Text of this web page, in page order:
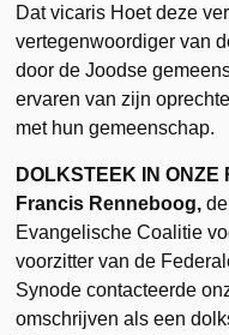
Dat vicaris Hoet deze
vertegenwoordiger van
door de Joodse
ervaren van zijn
met hun gemeenschap.
DOLKSTEEK IN ONZE
Francis Renneboog,
Evangelische Coalitie
voorzitter van de
Synode contacteerde
omschrijven als een